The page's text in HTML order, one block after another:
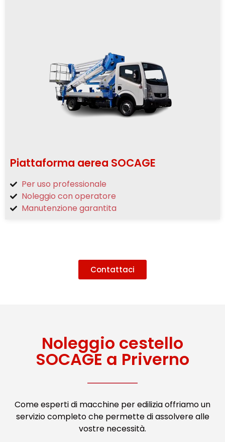
Piattaforma aerea SOCAGE
Per uso professionale
Noleggio con operatore
Manutenzione garantita
Contattaci
Noleggio cestello
SOCAGE a Priverno
Come esperti di macchine per edilizia offriamo un
servizio completo che permette di assolvere alle
vostre necessità.